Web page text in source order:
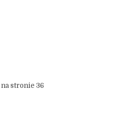
na stronie 36